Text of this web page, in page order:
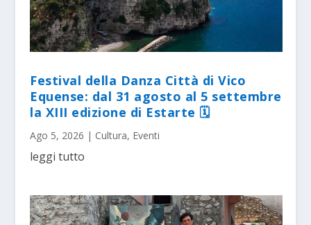
Festival della Danza Città di Vico
Equense: dal 31 agosto al 5 settembre
la XIII edizione di Estarte 🗓
Ago 5, 2026 | Cultura, Eventi
leggi tutto